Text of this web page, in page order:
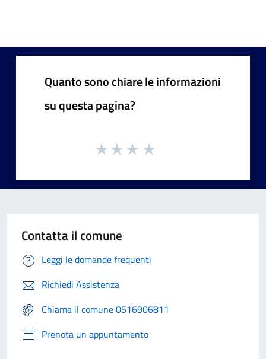
Quanto sono chiare le informazioni
su questa pagina?
Contatta il comune
Leggi le domande frequenti
Richiedi Assistenza
Chiama il comune 0516906811
Prenota un appuntamento